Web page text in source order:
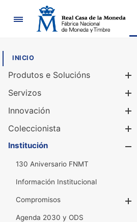
Navegación
INICIO
Produtos e Solucións
Servizos
Innovación
Coleccionista
Institución
130 Aniversario FNMT
Información Institucional
Compromisos
Agenda 2030 y ODS